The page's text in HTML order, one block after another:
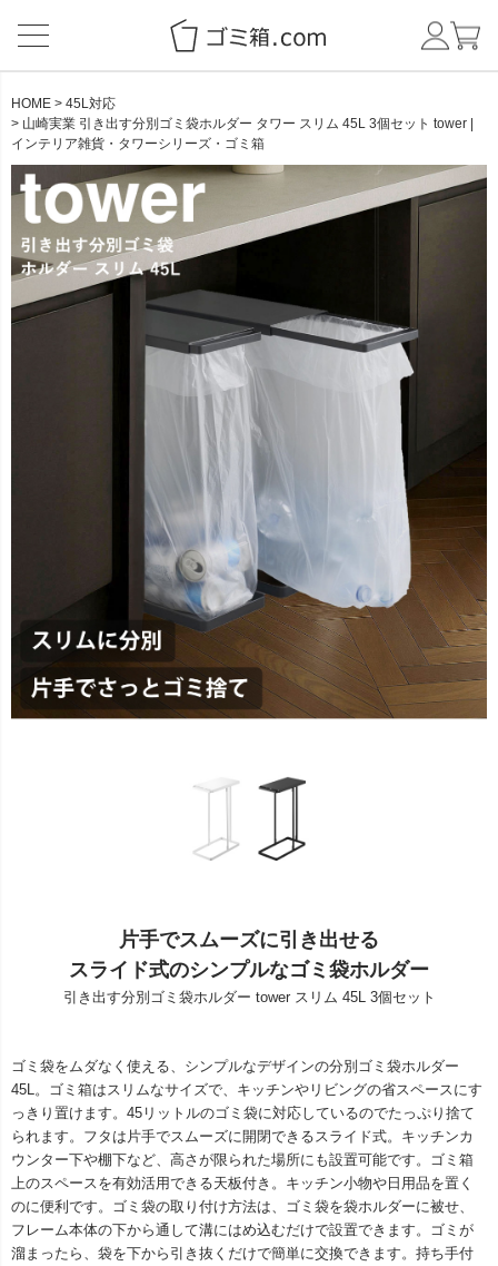
CATEGORY
BRAND
NEW ITEM
HOME
45L対応
山崎実業 引き出す分別ゴミ袋ホルダー タワー スリム 45L 3個セット tower |
インテリア雑貨・タワーシリーズ・ゴミ箱
片手でスムーズに引き出せる
スライド式のシンプルなゴミ袋ホルダー
引き出す分別ゴミ袋ホルダー tower スリム 45L 3個セット
ゴミ袋をムダなく使える、シンプルなデザインの分別ゴミ袋ホルダー
45L。ゴミ箱はスリムなサイズで、キッチンやリビングの省スペースにす
っきり置けます。45リットルのゴミ袋に対応しているのでたっぷり捨て
られます。フタは片手でスムーズに開閉できるスライド式。キッチンカ
ウンター下や棚下など、高さが限られた場所にも設置可能です。ゴミ箱
上のスペースを有効活用できる天板付き。キッチン小物や日用品を置く
のに便利です。ゴミ袋の取り付け方法は、ゴミ袋を袋ホルダーに被せ、
フレーム本体の下から通して溝にはめ込むだけで設置できます。ゴミが
溜まったら、袋を下から引き抜くだけで簡単に交換できます。持ち手付